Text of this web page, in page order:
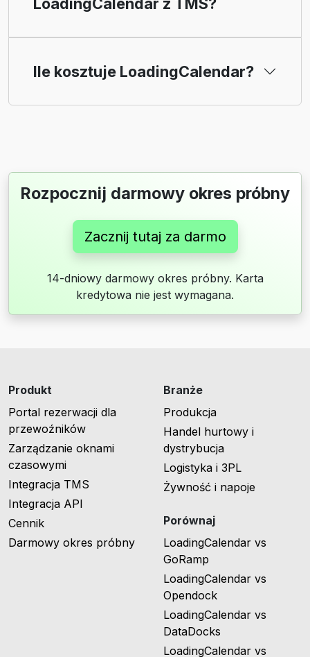
Ile kosztuje LoadingCalendar?
Rozpocznij darmowy okres próbny
Zacznij tutaj za darmo
14-dniowy darmowy okres próbny. Karta
kredytowa nie jest wymagana.
Produkt
Portal rezerwacji dla
przewoźników
Zarządzanie oknami
czasowymi
Integracja TMS
Integracja API
Cennik
Darmowy okres próbny
Branże
Produkcja
Handel hurtowy i
dystrybucja
Logistyka i 3PL
Żywność i napoje
Porównaj
LoadingCalendar vs
GoRamp
LoadingCalendar vs
Opendock
LoadingCalendar vs
DataDocks
LoadingCalendar vs